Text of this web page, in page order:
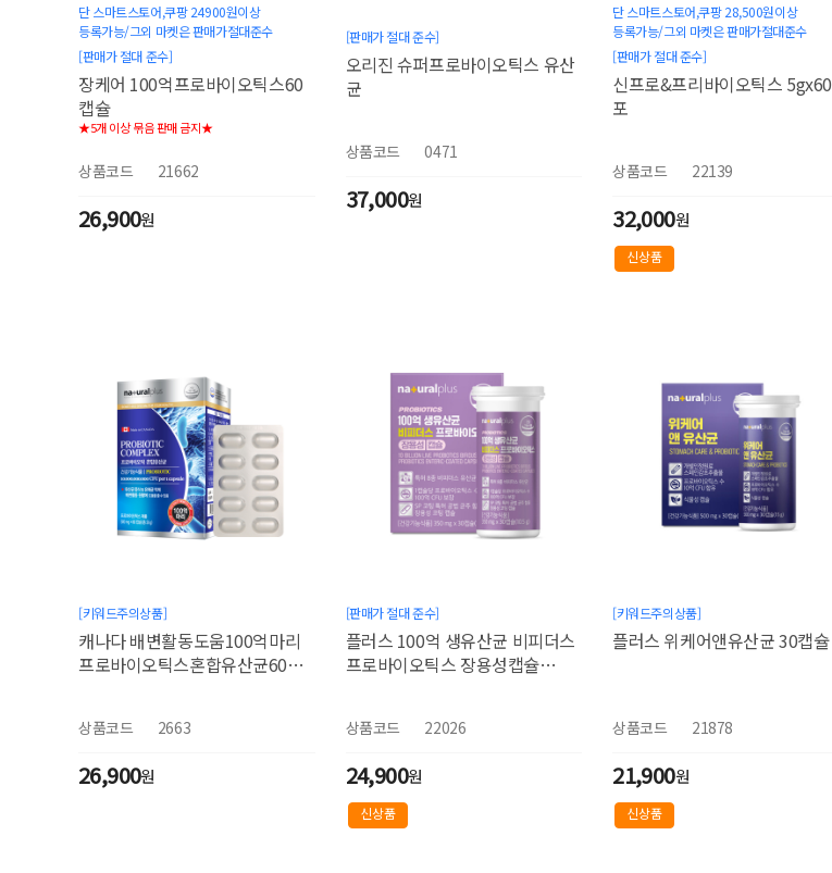
단 스마트스토어,쿠팡 24900원이상
등록가능/그외 마켓은 판매가절대준수
[판매가 절대 준수]
장케어 100억프로바이오틱스60
캡슐
★5개 이상 묶음 판매 금지★
상품코드 21662
26,900원
[판매가 절대 준수]
오리진 슈퍼프로바이오틱스 유산
균
상품코드 0471
37,000원
단 스마트스토어,쿠팡 28,500원이상
등록가능/그외 마켓은 판매가절대준수
[판매가 절대 준수]
신프로&프리바이오틱스 5gx60
포
상품코드 22139
32,000원
신상품
[키워드주의상품]
캐나다 배변활동도움100억마리
프로바이오틱스혼합유산균60캡
상품코드 2663
26,900원
[판매가 절대 준수]
플러스 100억 생유산균 비피더스
프로바이오틱스 장용성캡슐
상품코드 22026
24,900원
신상품
[키워드주의상품]
플러스 위케어앤유산균 30캡슐
상품코드 21878
21,900원
신상품